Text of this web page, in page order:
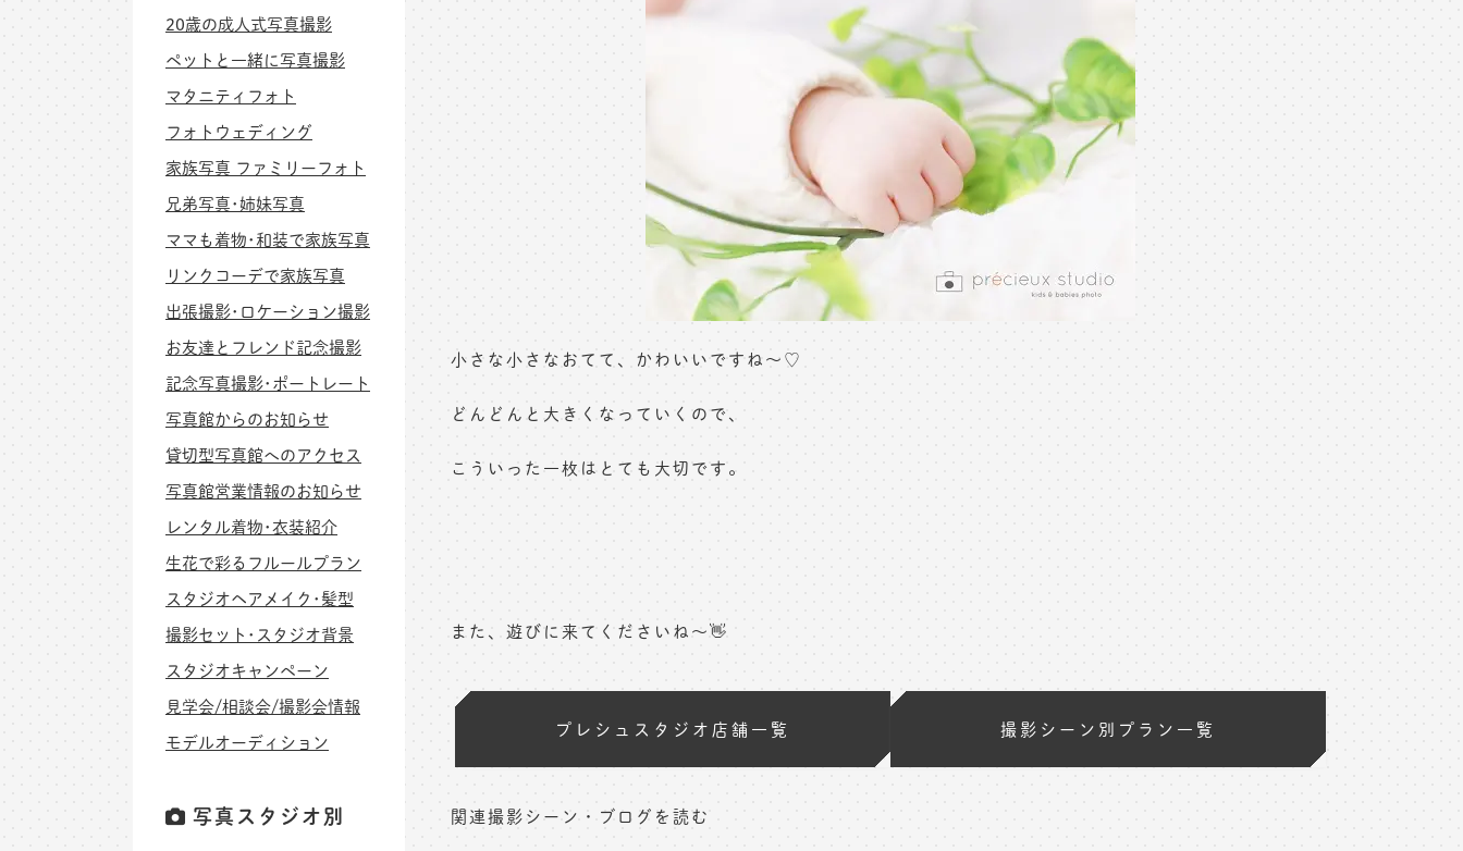
小さな小さなおてて、かわいいですね～♡
どんどんと大きくなっていくので、
こういった一枚はとても大切です。
また、遊びに来てくださいね～👋
プレシュスタジオ店舗一覧 撮影シーン別プラン一覧
関連撮影シーン・ブログを読む
20歳の成人式写真撮影
ペットと一緒に写真撮影
マタニティフォト
フォトウェディング
家族写真 ファミリーフォト
兄弟写真･姉妹写真
ママも着物･和装で家族写真
リンクコーデで家族写真
出張撮影･ロケーション撮影
お友達とフレンド記念撮影
記念写真撮影･ポートレート
写真館からのお知らせ
貸切型写真館へのアクセス
写真館営業情報のお知らせ
レンタル着物･衣装紹介
生花で彩るフルールプラン
スタジオヘアメイク･髪型
撮影セット･スタジオ背景
スタジオキャンペーン
見学会/相談会/撮影会情報
モデルオーディション
写真スタジオ別